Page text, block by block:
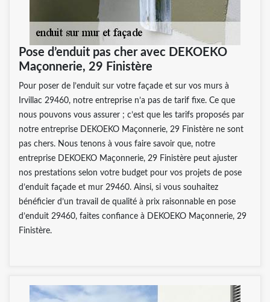
Pose d’enduit pas cher avec DEKOEKO
Maçonnerie, 29 Finistère
Pour poser de l’enduit sur votre façade et sur vos murs à
Irvillac 29460, notre entreprise n’a pas de tarif fixe. Ce que
nous pouvons vous assurer ; c’est que les tarifs proposés par
notre entreprise DEKOEKO Maçonnerie, 29 Finistère ne sont
pas chers. Nous tenons à vous faire savoir que, notre
entreprise DEKOEKO Maçonnerie, 29 Finistère peut ajuster
nos prestations selon votre budget pour vos projets de pose
d’enduit façade et mur 29460. Ainsi, si vous souhaitez
bénéficier d’un travail de qualité à prix raisonnable en pose
d’enduit 29460, faites confiance à DEKOEKO Maçonnerie, 29
Finistère.